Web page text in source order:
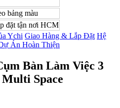
bảng màu
đặt tận nơi HCM
Ychi Giao Hàng & Lắp Đặt Hệ
Án Hoàn Thiện
Bàn Làm Việc 3
Space